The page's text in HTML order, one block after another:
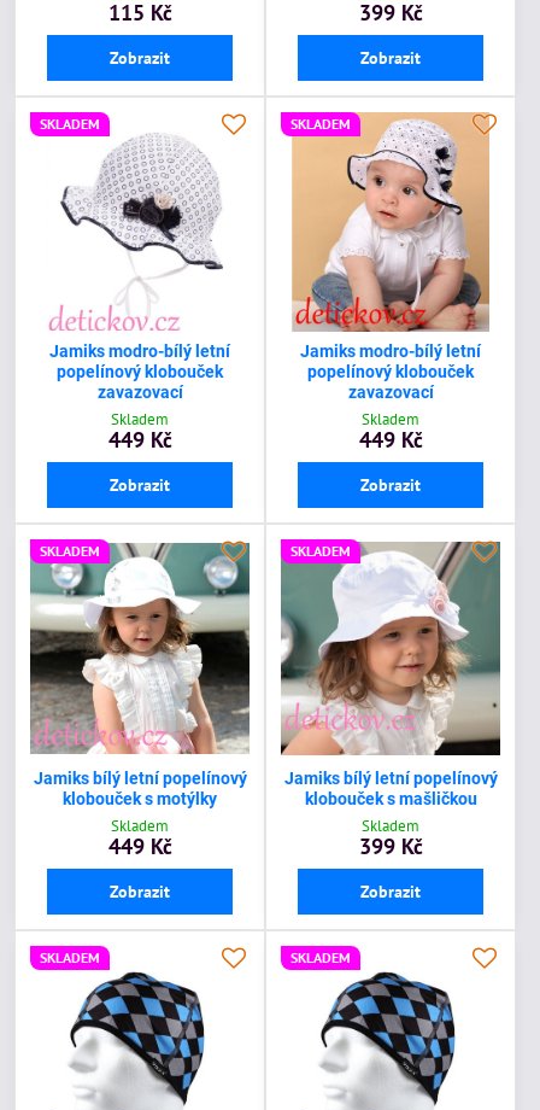
115 Kč
Zobrazit
399 Kč
Zobrazit
SKLADEM
Jamiks modro-bílý letní
popelínový klobouček
zavazovací
Skladem
449 Kč
Zobrazit
SKLADEM
Jamiks modro-bílý letní
popelínový klobouček
zavazovací
Skladem
449 Kč
Zobrazit
SKLADEM
Jamiks bílý letní popelínový
klobouček s motýlky
Skladem
449 Kč
Zobrazit
SKLADEM
Jamiks bílý letní popelínový
klobouček s mašličkou
Skladem
399 Kč
Zobrazit
SKLADEM SKLADEM